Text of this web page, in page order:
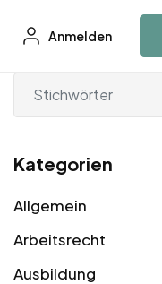
Anmelden
Kategorien
Allgemein
Arbeitsrecht
Ausbildung